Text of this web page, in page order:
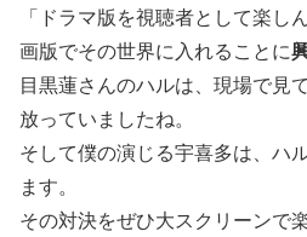
「ドラマ版を視聴者として楽し
画版でその世界に入れることに
目黒蓮さんのハルは、現場で見
放っていましたね。
そして僕の演じる宇喜多は、ハ
ます。
その対決をぜひ大スクリーンで